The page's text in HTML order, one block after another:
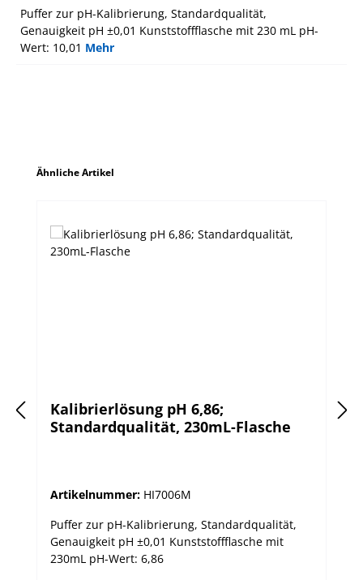
Puffer zur pH-Kalibrierung, Standardqualität,
Genauigkeit pH ±0,01 Kunststoffflasche mit 230 mL pH-
Wert: 10,01 Mehr
Produktgalerie überspringen
Ähnliche Artikel
Kalibrierlösung pH 6,86;
Standardqualität, 230mL-Flasche
Artikelnummer: HI7006M
Puffer zur pH-Kalibrierung, Standardqualität,
Genauigkeit pH ±0,01 Kunststoffflasche mit
230mL pH-Wert: 6,86